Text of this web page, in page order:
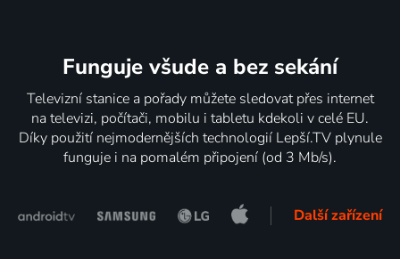
Funguje všude a bez sekání
Televizní stanice a pořady můžete sledovat přes internet
na televizi, počítači, mobilu i tabletu kdekoli v celé EU.
Díky použití nejmodernějších technologií Lepší.TV plynule
funguje i na pomalém připojení (od 3 Mb/s).
Další zařízení